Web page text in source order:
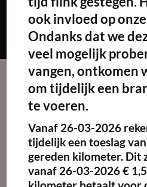
Maak
favoriet!
ook invloed op
Ondanks dat we
veel mogelijk
vangen, ontkomen
om tijdelijk een
te voeren.
Vanaf 26-03-2026
tijdelijk een toeslag van
gereden kilometer. Dit
vanaf 26-03-2026 €